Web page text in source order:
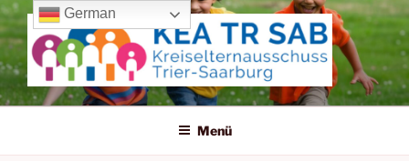
Zum
Inhalt
springen
KREISELTERNAUSSCHUSS
TRIER-SAARBURG
Menü
German